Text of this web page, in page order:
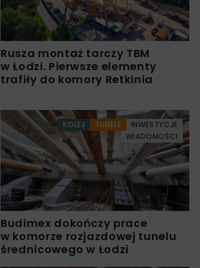
Rusza montaż tarczy TBM
w Łodzi. Pierwsze elementy
trafiły do komory Retkinia
KOLEJ TUNELE
INWESTYCJE
WIADOMOŚCI
Budimex dokończy prace
w komorze rozjazdowej tunelu
średnicowego w Łodzi